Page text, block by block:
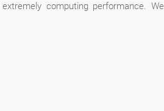
extremely computing performance.